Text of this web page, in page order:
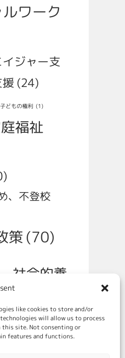
like cookies to store and/or
will allow us to process
this site. Not consenting or
features and functions.
ワーク
ジャー支
(24)
子どもの権利 (1)
福祉
、不登校
策 (70)
社会的養
との支援